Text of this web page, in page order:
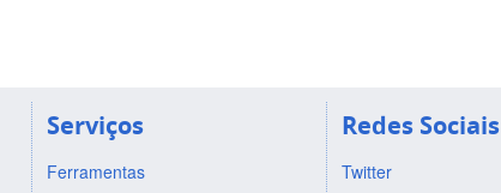
Serviços
Ferramentas
Redes Sociais
Twitter